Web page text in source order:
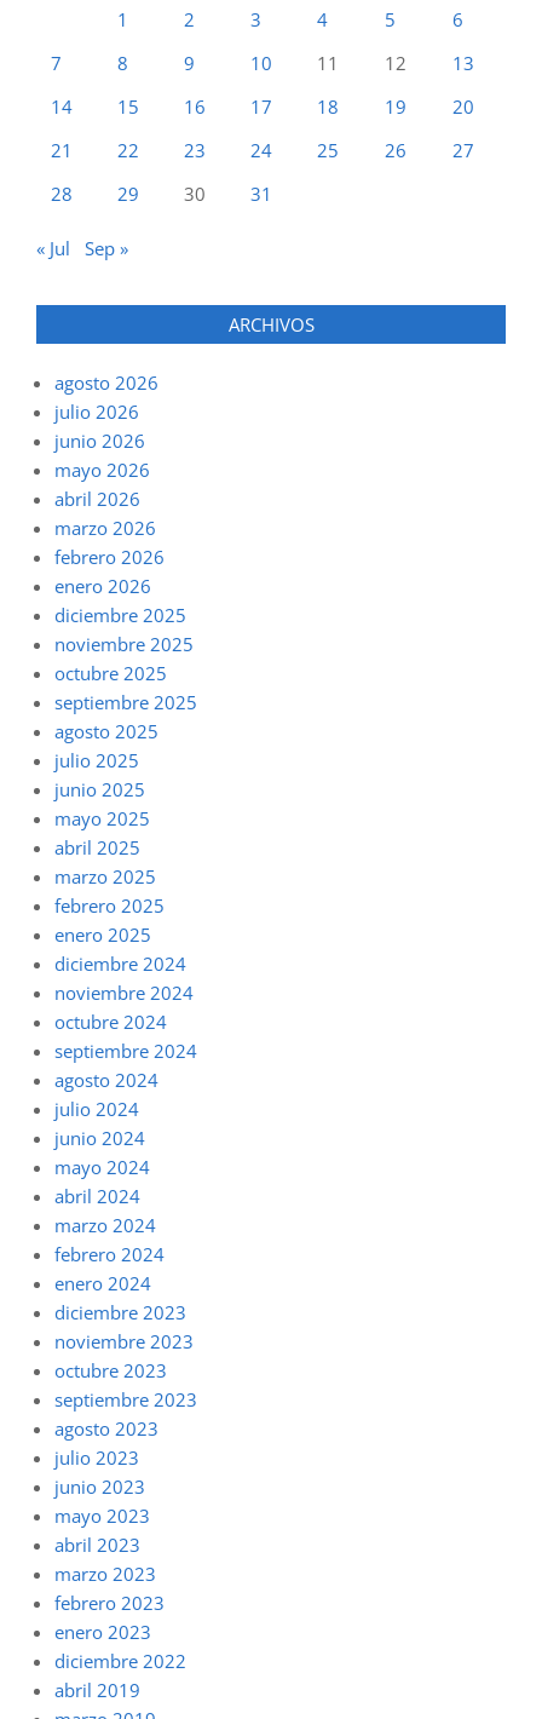
1
2 3 4 5
6
7
8 9 10 11 12
13
14
15 16 17 18 19
20
21
22 23 24 25 26
27
28
29 30 31
« Jul Sep »
ARCHIVOS
agosto 2026
julio 2026
junio 2026
mayo 2026
abril 2026
marzo 2026
febrero 2026
enero 2026
diciembre 2025
noviembre 2025
octubre 2025
septiembre 2025
agosto 2025
julio 2025
junio 2025
mayo 2025
abril 2025
marzo 2025
febrero 2025
enero 2025
diciembre 2024
noviembre 2024
octubre 2024
septiembre 2024
agosto 2024
julio 2024
junio 2024
mayo 2024
abril 2024
marzo 2024
febrero 2024
enero 2024
diciembre 2023
noviembre 2023
octubre 2023
septiembre 2023
agosto 2023
julio 2023
junio 2023
mayo 2023
abril 2023
marzo 2023
febrero 2023
enero 2023
diciembre 2022
abril 2019